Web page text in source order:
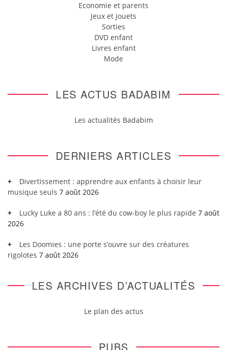
Economie et parents
Jeux et jouets
Sorties
DVD enfant
Livres enfant
Mode
LES ACTUS BADABIM
Les actualités Badabim
DERNIERS ARTICLES
Divertissement : apprendre aux enfants à choisir leur
musique seuls 7 août 2026
Lucky Luke a 80 ans : l’été du cow-boy le plus rapide 7 août
2026
Les Doomies : une porte s’ouvre sur des créatures
rigolotes 7 août 2026
LES ARCHIVES D’ACTUALITÉS
Le plan des actus
PUBS